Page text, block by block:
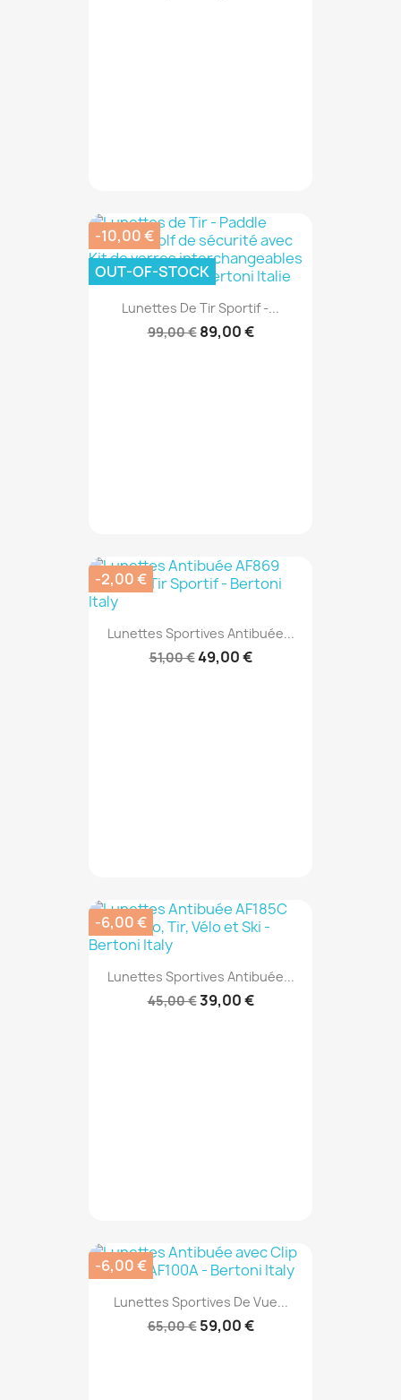
Lunettes De Tir Sportif -...
99,00 € 89,00 €
-10,00 €
OUT-OF-STOCK
Lunettes Sportives Antibuée...
51,00 €49,00 €
-2,00 €
Lunettes Sportives Antibuée...
45,00 €39,00 €
-6,00 €
Lunettes Sportives De Vue...
65,00 € 59,00 €
-6,00 €